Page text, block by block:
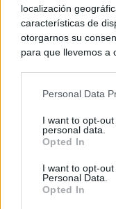
localización
características de
otorgarnos su
para que llevemos a
negar su
de su
rechazar tal
cualquier momento
visitando nuestra
Personal Data
I want to opt-
personal data.
Opted In
I want to opt-
Personal Data.
Opted In